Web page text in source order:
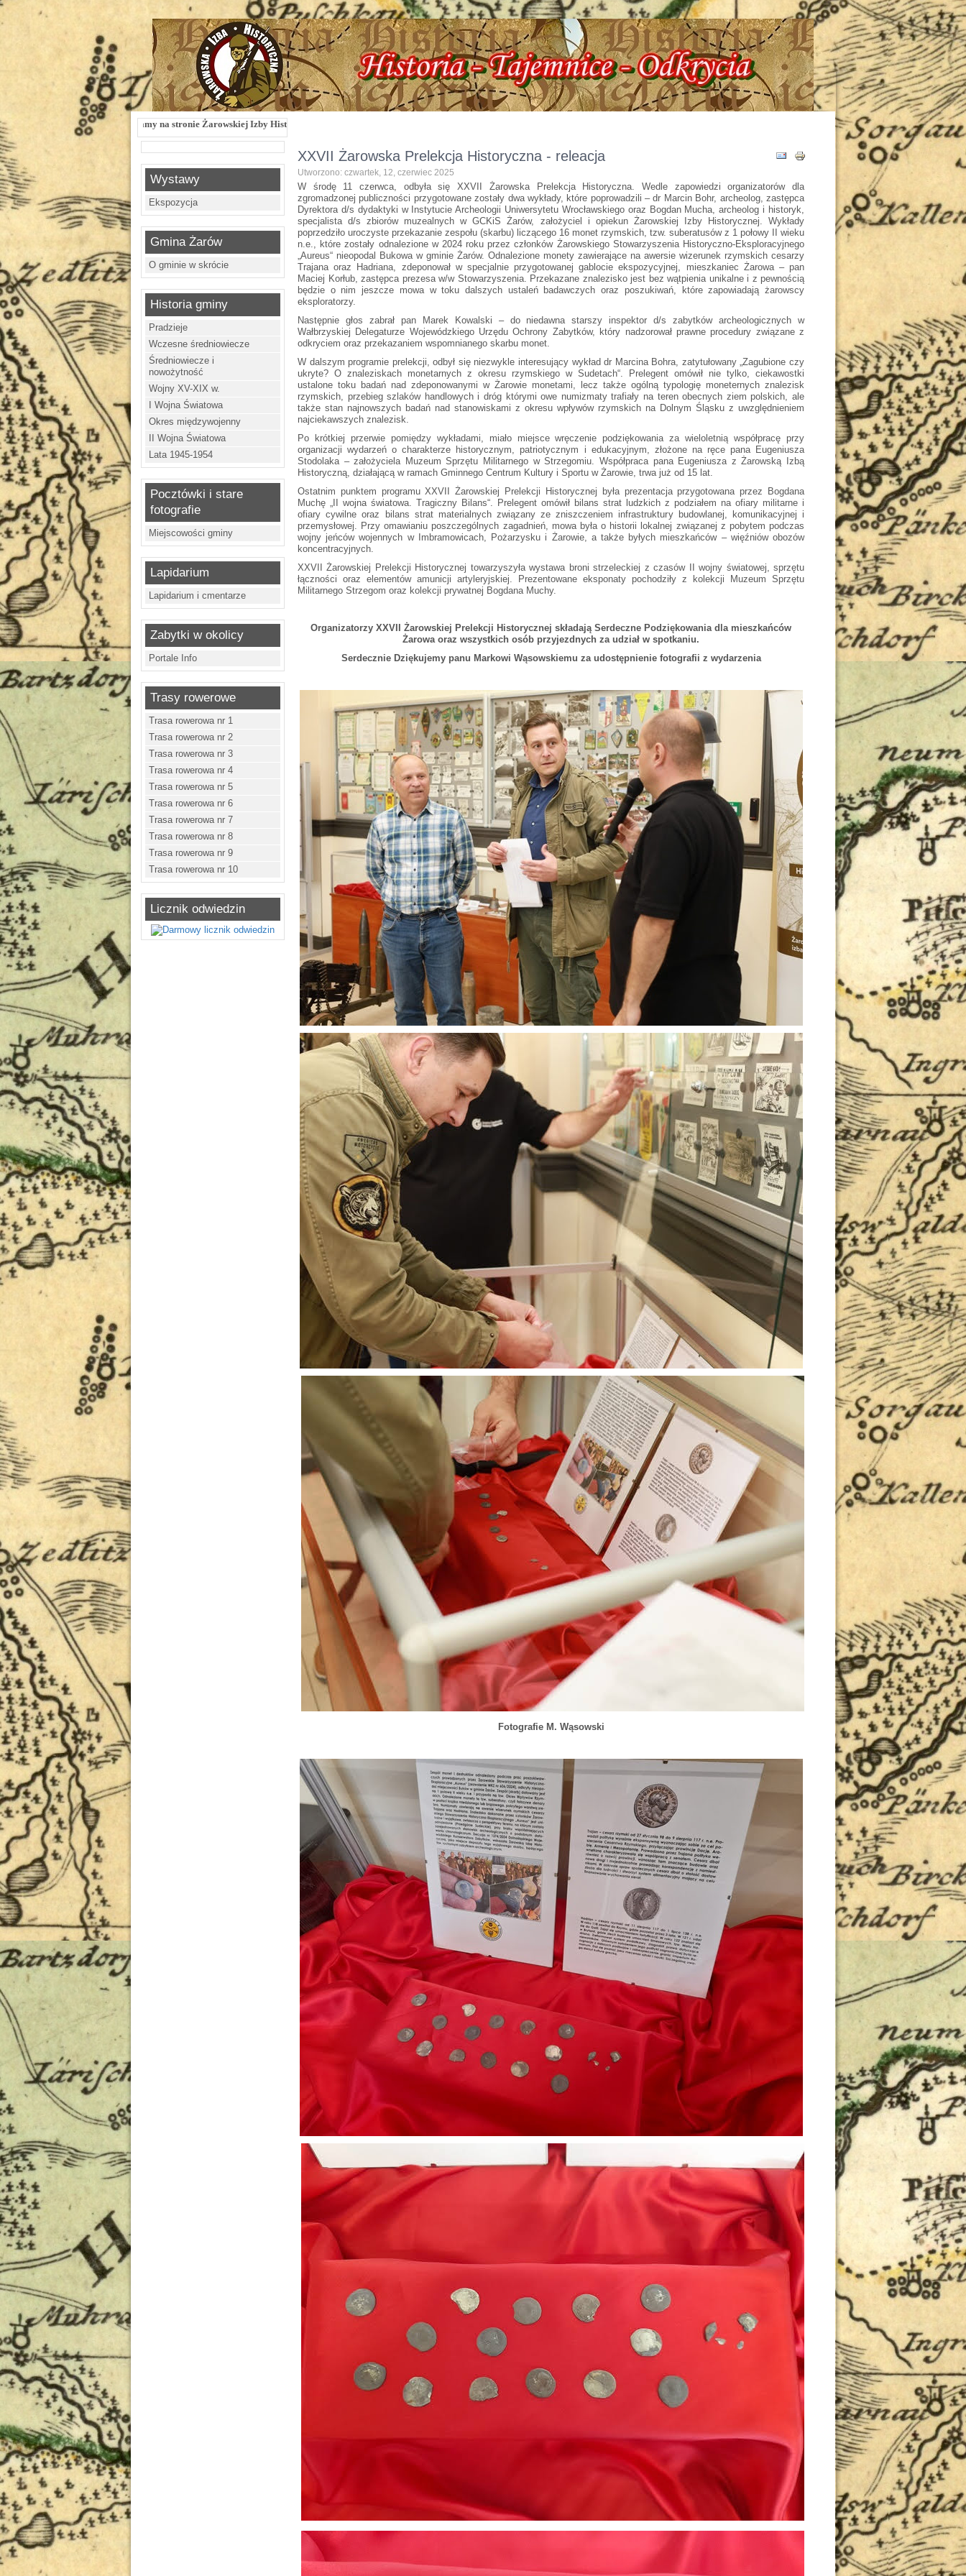
Witamy na stronie Żarowskiej Izby Historycznej !!! Żarowska Izba Historyczna, ul. Dworcowa 3 !!! e-mail: izbazarow@wp.pl, tel. 537-481-116 !!! Historia - Tajemnice - Odkrycia !!!
Wystawy
Ekspozycja
Gmina Żarów
O gminie w skrócie
Historia gminy
Pradzieje
Wczesne średniowiecze
Średniowiecze i
nowożytność
Wojny XV-XIX w.
I Wojna Światowa
Okres międzywojenny
II Wojna Światowa
Lata 1945-1954
Pocztówki i stare
fotografie
Miejscowości gminy
Lapidarium
Lapidarium i cmentarze
Zabytki w okolicy
Portale Info
Trasy rowerowe
Trasa rowerowa nr 1
Trasa rowerowa nr 2
Trasa rowerowa nr 3
Trasa rowerowa nr 4
Trasa rowerowa nr 5
Trasa rowerowa nr 6
Trasa rowerowa nr 7
Trasa rowerowa nr 8
Trasa rowerowa nr 9
Trasa rowerowa nr 10
Licznik odwiedzin
XXVII Żarowska Prelekcja Historyczna - releacja
Utworzono: czwartek, 12, czerwiec 2025
W środę 11 czerwca, odbyła się XXVII Żarowska Prelekcja Historyczna. Wedle zapowiedzi organizatorów dla
zgromadzonej publiczności przygotowane zostały dwa wykłady, które poprowadzili – dr Marcin Bohr, archeolog, zastępca
Dyrektora d/s dydaktyki w Instytucie Archeologii Uniwersytetu Wrocławskiego oraz Bogdan Mucha, archeolog i historyk,
specjalista d/s zbiorów muzealnych w GCKiS Żarów, założyciel i opiekun Żarowskiej Izby Historycznej. Wykłady
poprzedziło uroczyste przekazanie zespołu (skarbu) liczącego 16 monet rzymskich, tzw. suberatusów z 1 połowy II wieku
n.e., które zostały odnalezione w 2024 roku przez członków Żarowskiego Stowarzyszenia Historyczno-Eksploracyjnego
„Aureus“ nieopodal Bukowa w gminie Żarów. Odnalezione monety zawierające na awersie wizerunek rzymskich cesarzy
Trajana oraz Hadriana, zdeponował w specjalnie przygotowanej gablocie ekspozycyjnej, mieszkaniec Żarowa – pan
Maciej Korłub, zastępca prezesa w/w Stowarzyszenia. Przekazane znalezisko jest bez wątpienia unikalne i z pewnością
będzie o nim jeszcze mowa w toku dalszych ustaleń badawczych oraz poszukiwań, które zapowiadają żarowscy
eksploratorzy.
Następnie głos zabrał pan Marek Kowalski – do niedawna starszy inspektor d/s zabytków archeologicznych w
Wałbrzyskiej Delegaturze Wojewódzkiego Urzędu Ochrony Zabytków, który nadzorował prawne procedury związane z
odkryciem oraz przekazaniem wspomnianego skarbu monet.
W dalszym programie prelekcji, odbył się niezwykle interesujący wykład dr Marcina Bohra, zatytułowany „Zagubione czy
ukryte? O znaleziskach monetarnych z okresu rzymskiego w Sudetach“. Prelegent omówił nie tylko, ciekawostki
ustalone toku badań nad zdeponowanymi w Żarowie monetami, lecz także ogólną typologię moneternych znalezisk
rzymskich, przebieg szlaków handlowych i dróg którymi owe numizmaty trafiały na teren obecnych ziem polskich, ale
także stan najnowszych badań nad stanowiskami z okresu wpływów rzymskich na Dolnym Śląsku z uwzględnieniem
najciekawszych znalezisk.
Po krótkiej przerwie pomiędzy wykładami, miało miejsce wręczenie podziękowania za wieloletnią współpracę przy
organizacji wydarzeń o charakterze historycznym, patriotycznym i edukacyjnym, złożone na ręce pana Eugeniusza
Stodolaka – założyciela Muzeum Sprzętu Militarnego w Strzegomiu. Współpraca pana Eugeniusza z Żarowską Izbą
Historyczną, działającą w ramach Gminnego Centrum Kultury i Sportu w Żarowie, trwa już od 15 lat.
Ostatnim punktem programu XXVII Żarowskiej Prelekcji Historycznej była prezentacja przygotowana przez Bogdana
Muchę „II wojna światowa. Tragiczny Bilans“. Prelegent omówił bilans strat ludzkich z podziałem na ofiary militarne i
ofiary cywilne oraz bilans strat materialnych związany ze zniszczeniem infrastruktury budowlanej, komunikacyjnej i
przemysłowej. Przy omawianiu poszczególnych zagadnień, mowa była o historii lokalnej związanej z pobytem podczas
wojny jeńców wojennych w Imbramowicach, Pożarzysku i Żarowie, a także byłych mieszkańców – więźniów obozów
koncentracyjnych.
XXVII Żarowskiej Prelekcji Historycznej towarzyszyła wystawa broni strzeleckiej z czasów II wojny światowej, sprzętu
łączności oraz elementów amunicji artyleryjskiej. Prezentowane eksponaty pochodziły z kolekcji Muzeum Sprzętu
Militarnego Strzegom oraz kolekcji prywatnej Bogdana Muchy.
Organizatorzy XXVII Żarowskiej Prelekcji Historycznej składają Serdeczne Podziękowania dla mieszkańców
Żarowa oraz wszystkich osób przyjezdnych za udział w spotkaniu.
Serdecznie Dziękujemy panu Markowi Wąsowskiemu za udostępnienie fotografii z wydarzenia
Fotografie M. Wąsowski